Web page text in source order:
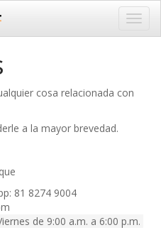
Menú
de
cosa relacionada con
a la mayor brevedad.
81 8274 9004
de 9:00 a.m. a 6:00 p.m.